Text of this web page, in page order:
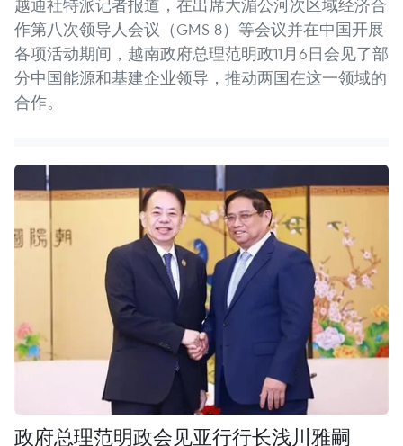
越通社特派记者报道，在出席大湄公河次区域经济合
作第八次领导人会议（GMS 8）等会议并在中国开展
各项活动期间，越南政府总理范明政11月6日会见了部
分中国能源和基建企业领导，推动两国在这一领域的
合作。
政府总理范明政会见亚行行长浅川雅嗣